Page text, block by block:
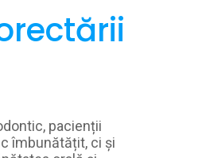
pacienții
îmbunătățit, ci și